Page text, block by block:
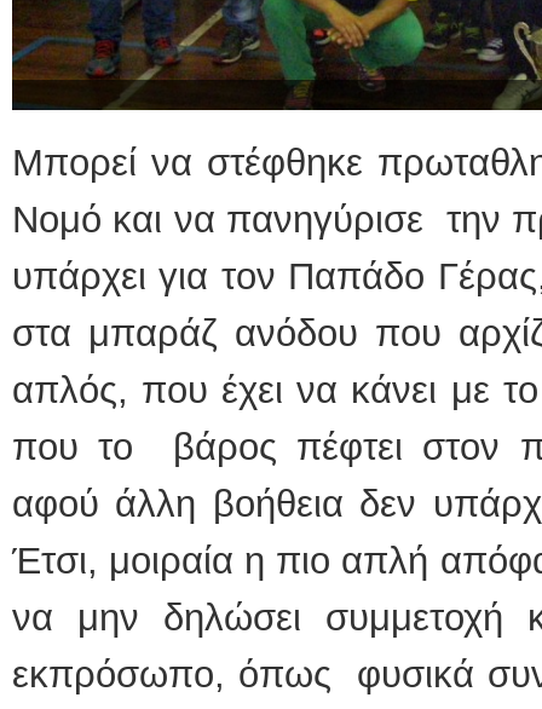
Μπορεί να στέφθηκε
Νομό και να πανηγύρισε την
υπάρχει για τον Παπάδο
στα μπαράζ ανόδου που
απλός, που έχει να κάνει με
που το βάρος πέφτει στον
αφού άλλη βοήθεια δεν
Έτσι, μοιραία η πιο απλή
να μην δηλώσει συμμετοχή
εκπρόσωπο, όπως φυσικά